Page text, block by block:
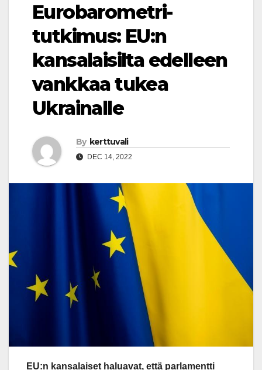
Eurobarometri-
tutkimus: EU:n
kansalaisilta edelleen
vankkaa tukea
Ukrainalle
By kerttuvali
DEC 14, 2022
EU:n kansalaiset haluavat, että parlamentti